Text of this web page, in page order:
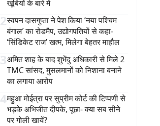
खूबियों के बारे में
2स्वपन दासगुप्ता ने पेश किया ‘नया पश्चिम
बंगाल’ का रोडमैप, उद्योगपतियों से कहा-
‘सिंडिकेट राज’ खत्म, मिलेगा बेहतर माहौल
3अमित शाह के बाद शुभेंदु अधिकारी से मिले 2
TMC सांसद, मुसलमानों को निशाना बनाने
का लगाया आरोप
4महुआ मोईत्रा पर सुप्रीम कोर्ट की टिप्पणी से
भड़के अभिजीत दीपके, पूछा- क्या सब सीने
पर गोली खायें?